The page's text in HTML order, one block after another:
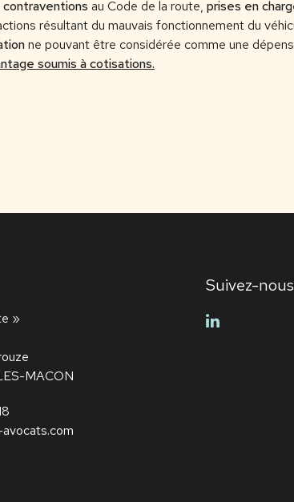
contraventions au Code de la route, prises en
résultant du mauvais fonctionnement du
ne pouvant être considérée comme une
soumis à cotisations.
»
MACON
Suivez-nous
linkedin